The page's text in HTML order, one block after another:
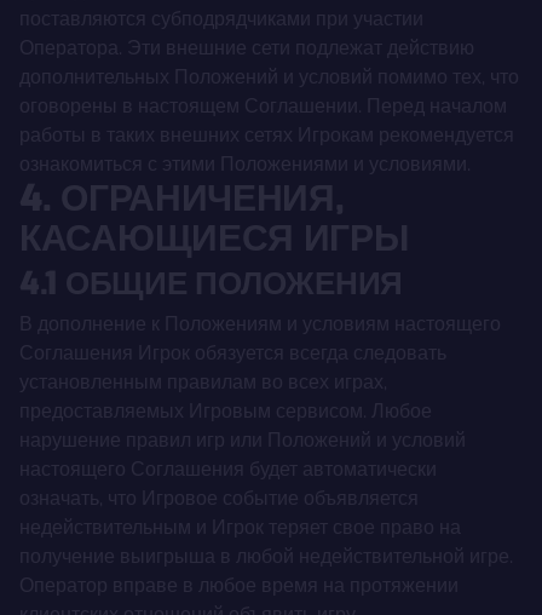
поставляются субподрядчиками при участии
Оператора. Эти внешние сети подлежат действию
дополнительных Положений и условий помимо тех, что
оговорены в настоящем Соглашении. Перед началом
работы в таких внешних сетях Игрокам рекомендуется
ознакомиться с этими Положениями и условиями.
4. ОГРАНИЧЕНИЯ,
КАСАЮЩИЕСЯ ИГРЫ
4.1 ОБЩИЕ ПОЛОЖЕНИЯ
В дополнение к Положениям и условиям настоящего
Соглашения Игрок обязуется всегда следовать
установленным правилам во всех играх,
предоставляемых Игровым сервисом. Любое
нарушение правил игр или Положений и условий
настоящего Соглашения будет автоматически
означать, что Игровое событие объявляется
недействительным и Игрок теряет свое право на
получение выигрыша в любой недействительной игре.
Оператор вправе в любое время на протяжении